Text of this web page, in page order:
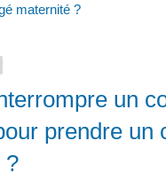
maternité ?
un
prendre un
?